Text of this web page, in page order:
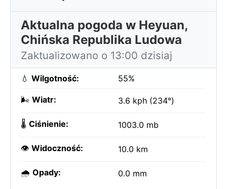
Aktualna pogoda w Heyuan,
Chińska Republika Ludowa
Zaktualizowano o 13:00 dzisiaj
💧 Wilgotność: 55%
🌬️ Wiatr: 3.6 kph (234°)
🌡️ Ciśnienie: 1003.0 mb
👁️ Widoczność: 10.0 km
🌧️ Opady: 0.0 mm